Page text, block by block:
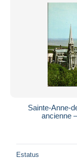
Sainte-Anne-
ancienne
Estatus